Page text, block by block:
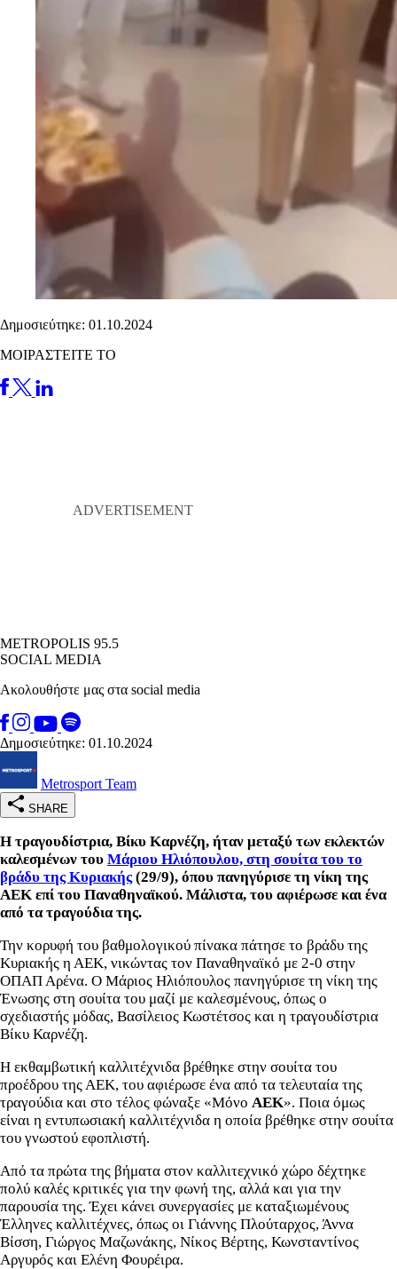
Δημοσιεύτηκε: 01.10.2024
ΜΟΙΡΑΣΤΕΙΤΕ ΤΟ
METROPOLIS 95.5
SOCIAL MEDIA
Ακολουθήστε μας στα social media
Δημοσιεύτηκε: 01.10.2024
Metrosport Team
SHARE
Η τραγουδίστρια, Βίκυ Καρνέζη, ήταν μεταξύ των εκλεκτών
καλεσμένων του Μάριου Ηλιόπουλου, στη σουίτα του το
βράδυ της Κυριακής(29/9), όπου πανηγύρισε τη νίκη της
ΑΕΚ επί του Παναθηναϊκού. Μάλιστα, του αφιέρωσε και ένα
από τα τραγούδια της.
Την κορυφή του βαθμολογικού πίνακα πάτησε το βράδυ της
Κυριακής η ΑΕΚ, νικώντας τον Παναθηναϊκό με 2-0 στην
ΟΠΑΠ Αρένα. Ο Μάριος Ηλιόπουλος πανηγύρισε τη νίκη της
Ένωσης στη σουίτα του μαζί με καλεσμένους, όπως ο
σχεδιαστής μόδας, Βασίλειος Κωστέτσος και η τραγουδίστρια
Βίκυ Καρνέζη.
Η εκθαμβωτική καλλιτέχνιδα βρέθηκε στην σουίτα του
προέδρου της ΑΕΚ, του αφιέρωσε ένα από τα τελευταία της
τραγούδια και στο τέλος φώναξε «Μόνο ΑΕΚ». Ποια όμως
είναι η εντυπωσιακή καλλιτέχνιδα η οποία βρέθηκε στην σουίτα
του γνωστού εφοπλιστή.
Από τα πρώτα της βήματα στον καλλιτεχνικό χώρο δέχτηκε
πολύ καλές κριτικές για την φωνή της, αλλά και για την
παρουσία της. Έχει κάνει συνεργασίες με καταξιωμένους
Έλληνες καλλιτέχνες, όπως οι Γιάννης Πλούταρχος, Άννα
Βίσση, Γιώργος Μαζωνάκης, Νίκος Βέρτης, Κωνσταντίνος
Αργυρός και Ελένη Φουρέιρα.